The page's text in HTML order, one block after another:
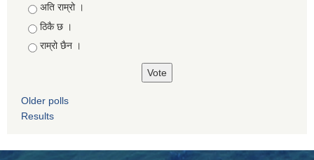
Choices
अति राम्रो ।
ठिकै छ ।
राम्रो छैन ।
Older polls
Results